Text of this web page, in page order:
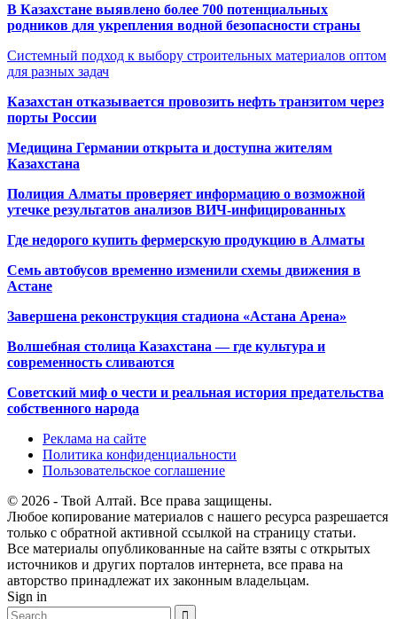
В Казахстане выявлено более 700 потенциальных
родников для укрепления водной безопасности страны
Системный подход к выбору строительных материалов оптом
для разных задач
Казахстан отказывается провозить нефть транзитом через
порты России
Медицина Германии открыта и доступна жителям
Казахстана
Полиция Алматы проверяет информацию о возможной
утечке результатов анализов ВИЧ-инфицированных
Где недорого купить фермерскую продукцию в Алматы
Семь автобусов временно изменили схемы движения в
Астане
Завершена реконструкция стадиона «Астана Арена»
Волшебная столица Казахстана — где культура и
современность сливаются
Советский миф о чести и реальная история предательства
собственного народа
Реклама на сайте
Политика конфиденциальности
Пользовательское соглашение
© 2026 - Твой Алтай. Все права защищены.
Любое копирование материалов с нашего ресурса разрешается
только с обратной активной ссылкой на страницу статьи.
Все материалы опубликованные на сайте взяты с открытых
источников и других порталов интернета, все права на
авторство принадлежат их законным владельцам.
Sign in